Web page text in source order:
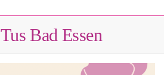
Tus Bad Essen